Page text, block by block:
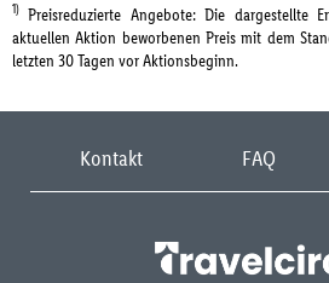
1) Preisreduzierte Angebote: Die dargestellte
aktuellen Aktion beworbenen Preis mit dem
letzten 30 Tagen vor Aktionsbeginn.
Kontakt FAQ